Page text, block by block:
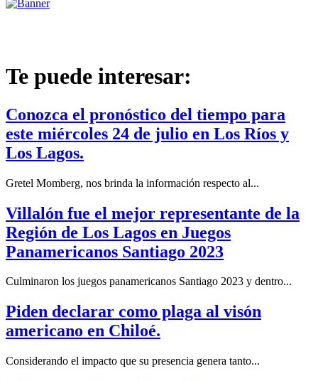
Te puede interesar:
Conozca el pronóstico del tiempo para
este miércoles 24 de julio en Los Ríos y
Los Lagos.
Gretel Momberg, nos brinda la información respecto al...
Villalón fue el mejor representante de la
Región de Los Lagos en Juegos
Panamericanos Santiago 2023
Culminaron los juegos panamericanos Santiago 2023 y dentro...
Piden declarar como plaga al visón
americano en Chiloé.
Considerando el impacto que su presencia genera tanto...